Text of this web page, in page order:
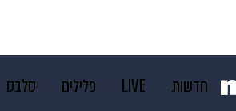
חדשות LIVE פלילים סלבס